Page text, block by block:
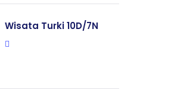
Wisata Turki 10D/7N